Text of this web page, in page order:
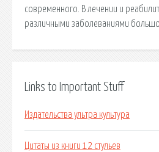
современного. В лечении и
различными заболеваниями
Links to Important Stuff
Издательства ультра культура
Цитаты из книги 12 стульев